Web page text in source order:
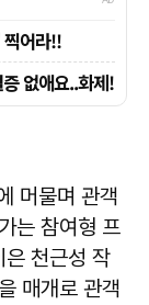
머물며 관객
는 참여형 프
천근성 작
매개로 관객